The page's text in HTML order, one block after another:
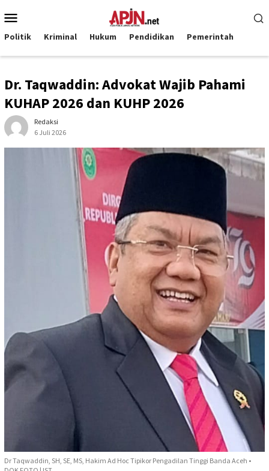
ke
kontenMobile
Politik Kriminal Hukum Pendidikan Pemerintah
Dr. Taqwaddin: Advokat Wajib Pahami
KUHAP 2026 dan KUHP 2026
Redaksi
6 Juli 2026
Dr Taqwaddin, SH, SE, MS, Hakim Ad Hoc Tipikor Pengadilan Tinggi Banda Aceh •